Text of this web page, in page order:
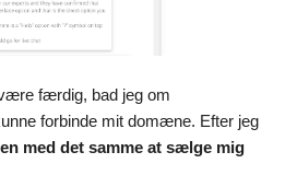
færdig, bad jeg om
forbinde mit domæne. Efter jeg
med det samme at sælge mig